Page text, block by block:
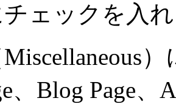
ェックを入
）
、Blog Page、